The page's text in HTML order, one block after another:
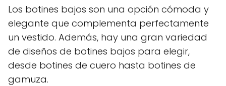
Los botines bajos son una opción cómoda y
elegante que complementa perfectamente
un vestido. Además, hay una gran variedad
de diseños de botines bajos para elegir,
desde botines de cuero hasta botines de
gamuza.